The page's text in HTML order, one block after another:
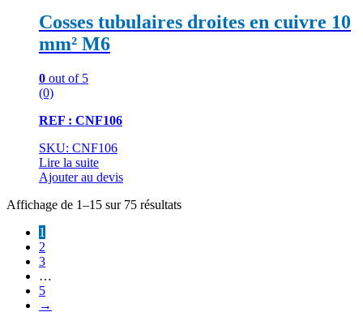
Cosses tubulaires droites en cuivre 10
mm² M6
0 out of 5
(0)
REF : CNF106
SKU: CNF106
Lire la suite
Ajouter au devis
Affichage de 1–15 sur 75 résultats
1
2
3
…
5
→